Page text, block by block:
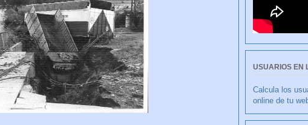
USUARIOS EN
Calcula los
online de tu